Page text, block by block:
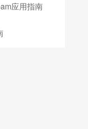
应用指南